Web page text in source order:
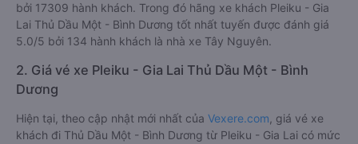
bởi 17309 hành khách. Trong đó hãng xe khách Pleiku - Gia
Lai Thủ Dầu Một - Bình Dương tốt nhất tuyến được đánh giá
5.0/5 bởi 134 hành khách là nhà xe Tây Nguyên.
2. Giá vé xe Pleiku - Gia Lai Thủ Dầu Một - Bình
Dương
Hiện tại, theo cập nhật mới nhất của Vexere.com , giá vé xe
khách đi Thủ Dầu Một - Bình Dương từ Pleiku - Gia Lai có mức